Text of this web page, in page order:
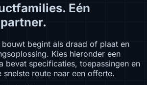
Eén
begint als draad of plaat en
Kies hieronder een
bevat specificaties, toepassingen en
snelste route naar een offerte.